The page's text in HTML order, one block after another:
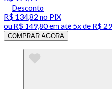
Desconto
R$ 134,82 no PIX
ou R$ 149,80em até 5x de R$
COMPRAR AGORA